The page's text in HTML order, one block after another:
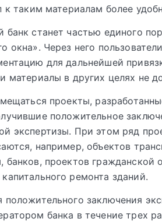
к таким материалам более
банк станет частью единого
окна». Через него
для дальнейшей
материалы в других целях не
проекты,
положительное
экспертизы. При этом ряд
например, объектов
банков, проектов гражданской
ремонта зданий.
положительного заключения
банка в течение трех